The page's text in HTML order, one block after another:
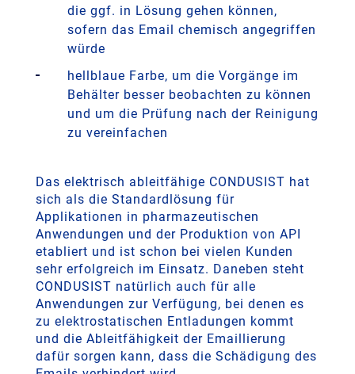
die ggf. in Lösung gehen können,
sofern das Email chemisch angegriffen
würde
hellblaue Farbe, um die Vorgänge im
Behälter besser beobachten zu können
und um die Prüfung nach der Reinigung
zu vereinfachen
Das elektrisch ableitfähige CONDUSIST hat
sich als die Standardlösung für
Applikationen in pharmazeutischen
Anwendungen und der Produktion von API
etabliert und ist schon bei vielen Kunden
sehr erfolgreich im Einsatz. Daneben steht
CONDUSIST natürlich auch für alle
Anwendungen zur Verfügung, bei denen es
zu elektrostatischen Entladungen kommt
und die Ableitfähigkeit der Emaillierung
dafür sorgen kann, dass die Schädigung des